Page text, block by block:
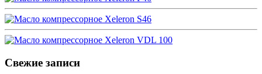
Свежие записи